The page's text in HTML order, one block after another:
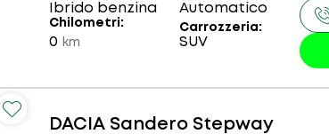
Ibrido benzina Automatico
Chilometri
0 km
Carrozzeria
SUV
DACIA Sandero Stepway